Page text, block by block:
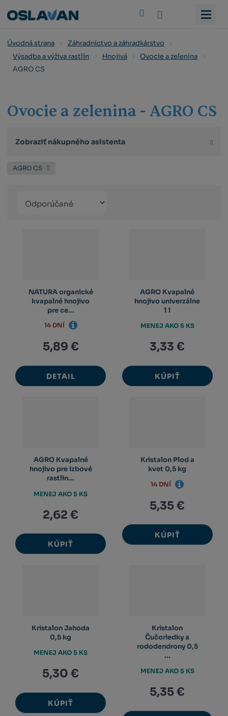
Úvodná strana
Záhradníctvo a záhradkárstvo
Výsadba a výživa rastlín
Hnojivá
Ovocie a zelenina
AGRO CS
Ovocie a zelenina - AGRO CS
Zobraziť nákupného asistenta
AGRO CS
produktů
NATURA organické
kvapalné hnojivo
pre ce...
5,89 €
DETAIL
14 DNÍ
AGRO Kvapalné
hnojivo univerzálne
1 l
3,33 €
KÚPIŤ
MENEJ AKO 5 KS
AGRO Kvapalné
hnojivo pre izbové
rastlin...
2,62 €
KÚPIŤ
MENEJ AKO 5 KS
Kristalon Plod a
kvet 0,5 kg
5,35 €
KÚPIŤ
14 DNÍ
Kristalon Jahoda
0,5 kg
5,30 €
KÚPIŤ
MENEJ AKO 5 KS
Kristalon
Čučoriedky a
rododendrony 0,5
...
5,35 €
MENEJ AKO 5 KS